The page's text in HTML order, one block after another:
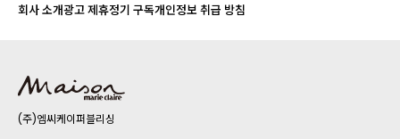
회사 소개광고 제휴정기 구독개인정보 취급 방침
(주)엠씨케이퍼블리싱